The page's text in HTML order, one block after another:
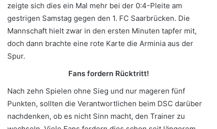
zeigte sich dies ein Mal mehr bei der 0:4-Pleite am
gestrigen Samstag gegen den 1. FC Saarbrücken. Die
Mannschaft hielt zwar in den ersten Minuten tapfer mit,
doch dann brachte eine rote Karte die Arminia aus der
Spur.
Fans fordern Rücktritt!
Nach zehn Spielen ohne Sieg und nur mageren fünf
Punkten, sollten die Verantwortlichen beim DSC darüber
nachdenken, ob es nicht Sinn macht, den Trainer zu